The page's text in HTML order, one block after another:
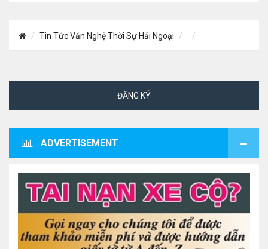
Tin Tức Văn Nghệ Thời Sự Hải Ngoại
ĐĂNG KÝ
ADVERTISEMENT